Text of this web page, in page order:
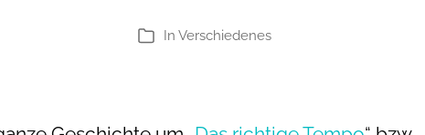
Kategorien
In Verschiedenes